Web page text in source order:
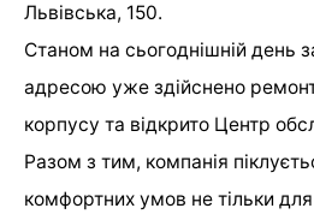
Львівська, 150.
Станом на сьогоднішній день
адресою уже здійснено
корпусу та відкрито Центр
Разом з тим, компанія
комфортних умов не тільки для